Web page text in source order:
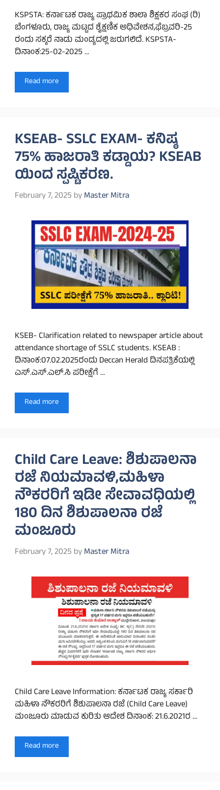
KSPSTA: ಕರ್ನಾಟಕ ರಾಜ್ಯ ಪ್ರಾಥಮಿಕ ಶಾಲಾ ಶಿಕ್ಷಕರ ಸಂಘ (ರಿ)
ಬೆಂಗಳೂರು, ರಾಜ್ಯ ಮಟ್ಟದ ಶೈಕ್ಷಣಿಕ ಅಧಿವೇಶನ,ಫೆಬ್ರವರಿ-25
ರಂದು ಸಕ್ಕರೆ ನಾಡು ಮಂಡ್ಯದಲ್ಲಿ ಜರುಗಲಿದೆ. KSPSTA-
ದಿನಾಂಕ:25-02-2025 …
Read more
KSEAB- SSLC EXAM- ಕನಿಷ್ಠ
75% ಹಾಜರಾತಿ ಕಡ್ಡಾಯ? KSEAB
ಯಿಂದ ಸ್ಪಷ್ಟಿಕರಣ.
February 7, 2025 byMaster Mitra
KSEB- Clarification related to newspaper article about
attendance shortage of SSLC students. KSEAB :
ದಿನಾಂಕ:07.02.2025ರಂದು Deccan Herald ದಿನಪತ್ರಿಕೆಯಲ್ಲಿ
ಎಸ್.ಎಸ್.ಎಲ್.ಸಿ ಪರೀಕ್ಷೆಗೆ …
Read more
Child Care Leave: ಶಿಶುಪಾಲನಾ
ರಜೆ ನಿಯಮಾವಳಿ,ಮಹಿಳಾ
ನೌಕರರಿಗೆ ಇಡೀ ಸೇವಾವಧಿಯಲ್ಲಿ
180 ದಿನ ಶಿಶುಪಾಲನಾ ರಜೆ
ಮಂಜೂರು
February 7, 2025 byMaster Mitra
Child Care Leave Information: ಕರ್ನಾಟಕ ರಾಜ್ಯ ಸರ್ಕಾರಿ
ಮಹಿಳಾ ನೌಕರರಿಗೆ ಶಿಶುಪಾಲನಾ ರಜೆ (Child Care Leave)
ಮಂಜೂರು ಮಾಡುವ ಕುರಿತು ಆದೇಶ ದಿನಾಂಕ: 21.6.2021ರ …
Read more